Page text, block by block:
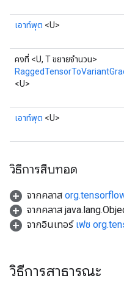
เอาท์พุต <U>
คงที่ <U, T ขยายจำนวน>
<U>
เอาท์พุต <U>
วิธีการสืบทอด
จากคลาส
จากคลาส
จากอินเทอร์ เฟซ
วิธีการสาธารณะ